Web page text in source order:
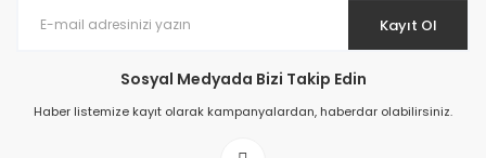
Kayıt Ol
Sosyal Medyada Bizi Takip Edin
Haber listemize kayıt olarak kampanyalardan, haberdar olabilirsiniz.